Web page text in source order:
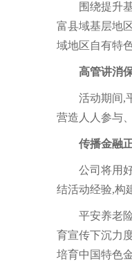
围绕提升
富县域基层地
域地区自有特
高管讲消
活动期间,
营造人人参与
传播金融
公司将用
结活动经验,构
平安养老
育宣传下沉力
培育中国特色